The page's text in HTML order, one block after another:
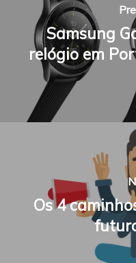
Samsung
relógio em
Os 4